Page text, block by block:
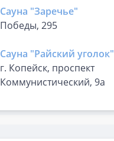
Сауна "Заречье"
Победы, 295
Сауна "Райский уголок"
г. Копейск, проспект
Коммунистический, 9а